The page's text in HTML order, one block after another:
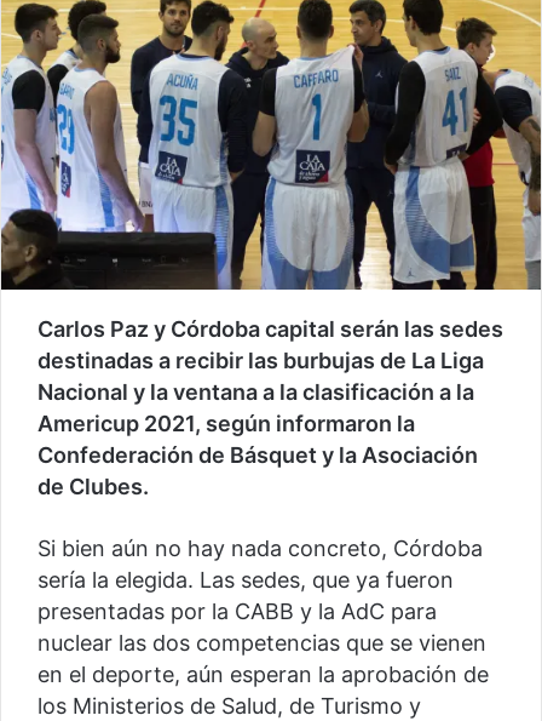
Carlos Paz y Córdoba capital serán las sedes
destinadas a recibir las burbujas de La Liga
Nacional y la ventana a la clasificación a la
Americup 2021, según informaron la
Confederación de Básquet y la Asociación
de Clubes.
Si bien aún no hay nada concreto, Córdoba
sería la elegida. Las sedes, que ya fueron
presentadas por la CABB y la AdC para
nuclear las dos competencias que se vienen
en el deporte, aún esperan la aprobación de
los Ministerios de Salud, de Turismo y